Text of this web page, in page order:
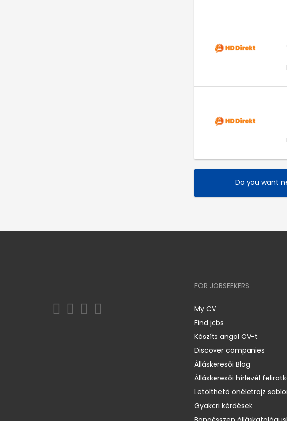
Do you want
FOR JOBSEEKERS
My CV
Find jobs
Készíts angol CV-t
Discover companies
Álláskeresői Blog
Álláskeresői hírlevél
Letölthető önéletrajz
Gyakori kérdések